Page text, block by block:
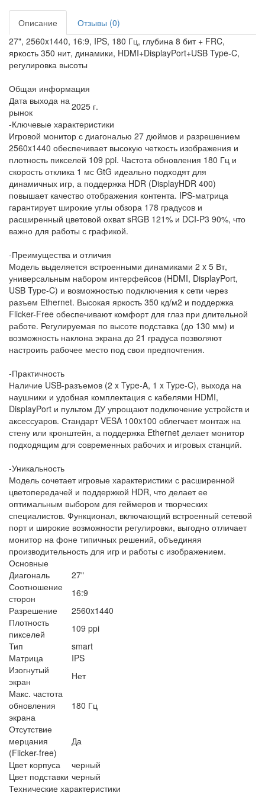
Описание
Отзывы (0)
27", 2560x1440, 16:9, IPS, 180 Гц, глубина 8 бит + FRC,
яркость 350 нит, динамики, HDMI+DisplayPort+USB Type-C,
регулировка высоты
Общая информация
Дата выхода на
рынок
2025 г.
-Ключевые характеристики
Игровой монитор с диагональю 27 дюймов и разрешением
2560x1440 обеспечивает высокую четкость изображения и
плотность пикселей 109 ppi. Частота обновления 180 Гц и
скорость отклика 1 мс GtG идеально подходят для
динамичных игр, а поддержка HDR (DisplayHDR 400)
повышает качество отображения контента. IPS-матрица
гарантирует широкие углы обзора 178 градусов и
расширенный цветовой охват sRGB 121% и DCI-P3 90%, что
важно для работы с графикой.
-Преимущества и отличия
Модель выделяется встроенными динамиками 2 x 5 Вт,
универсальным набором интерфейсов (HDMI, DisplayPort,
USB Type-C) и возможностью подключения к сети через
разъем Ethernet. Высокая яркость 350 кд/м2 и поддержка
Flicker-Free обеспечивают комфорт для глаз при длительной
работе. Регулируемая по высоте подставка (до 130 мм) и
возможность наклона экрана до 21 градуса позволяют
настроить рабочее место под свои предпочтения.
-Практичность
Наличие USB-разъемов (2 x Type-A, 1 x Type-C), выхода на
наушники и удобная комплектация с кабелями HDMI,
DisplayPort и пультом ДУ упрощают подключение устройств и
аксессуаров. Стандарт VESA 100x100 облегчает монтаж на
стену или кронштейн, а поддержка Ethernet делает монитор
подходящим для современных рабочих и игровых станций.
-Уникальность
Модель сочетает игровые характеристики с расширенной
цветопередачей и поддержкой HDR, что делает ее
оптимальным выбором для геймеров и творческих
специалистов. Функционал, включающий встроенный сетевой
порт и широкие возможности регулировки, выгодно отличает
монитор на фоне типичных решений, объединяя
производительность для игр и работы с изображением.
Основные
Диагональ
27"
Соотношение
сторон
16:9
Разрешение
2560x1440
Плотность
пикселей
109 ppi
Тип
smart
Матрица
IPS
Изогнутый
экран
Нет
Макс. частота
обновления
экрана
180 Гц
Отсутствие
мерцания
(Flicker-free)
Да
Цвет корпуса
черный
Цвет подставки черный
Технические характеристики